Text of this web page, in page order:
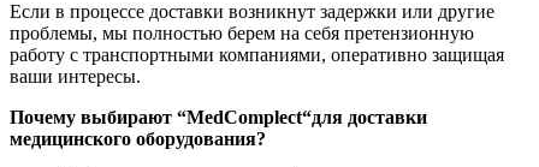
Если в процессе доставки возникнут задержки или другие
проблемы, мы полностью берем на себя претензионную
работу с транспортными компаниями, оперативно защищая
ваши интересы.
Почему выбирают “MedComplect“для доставки
медицинского оборудования?